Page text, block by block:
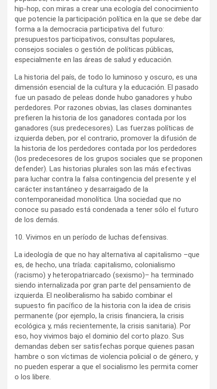
hip-hop, con miras a crear una ecología del conocimiento
que potencie la participación política en la que se debe dar
forma a la democracia participativa del futuro:
presupuestos participativos, consultas populares,
consejos sociales o gestión de políticas públicas,
especialmente en las áreas de salud y educación.
La historia del país, de todo lo luminoso y oscuro, es una
dimensión esencial de la cultura y la educación. El pasado
fue un pasado de peleas donde hubo ganadores y hubo
perdedores. Por razones obvias, las clases dominantes
prefieren la historia de los ganadores contada por los
ganadores (sus predecesores). Las fuerzas políticas de
izquierda deben, por el contrario, promover la difusión de
la historia de los perdedores contada por los perdedores
(los predecesores de los grupos sociales que se proponen
defender). Las historias plurales son las más efectivas
para luchar contra la falsa contingencia del presente y el
carácter instantáneo y desarraigado de la
contemporaneidad monolítica. Una sociedad que no
conoce su pasado está condenada a tener sólo el futuro
de los demás.
10. Vivimos en un período de luchas defensivas.
La ideología de que no hay alternativa al capitalismo –que
es, de hecho, una tríada: capitalismo, colonialismo
(racismo) y heteropatriarcado (sexismo)– ha terminado
siendo internalizada por gran parte del pensamiento de
izquierda. El neoliberalismo ha sabido combinar el
supuesto fin pacífico de la historia con la idea de crisis
permanente (por ejemplo, la crisis financiera, la crisis
ecológica y, más recientemente, la crisis sanitaria). Por
eso, hoy vivimos bajo el dominio del corto plazo. Sus
demandas deben ser satisfechas porque quienes pasan
hambre o son víctimas de violencia policial o de género, y
no pueden esperar a que el socialismo les permita comer
o los libere.